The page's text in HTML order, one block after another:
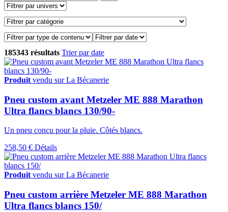
185343 résultats Trier par date
Produit vendu sur La Bécanerie
Pneu custom avant Metzeler ME 888 Marathon
Ultra flancs blancs 130/90-
Un pneu conçu pour la pluie. Côtés blancs.
258,50 € Détails
Produitvendu sur La Bécanerie
Pneu custom arrière Metzeler ME 888 Marathon
Ultra flancs blancs 150/